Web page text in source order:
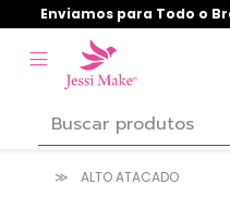
Enviamos para Todo o
ALTO ATACADO